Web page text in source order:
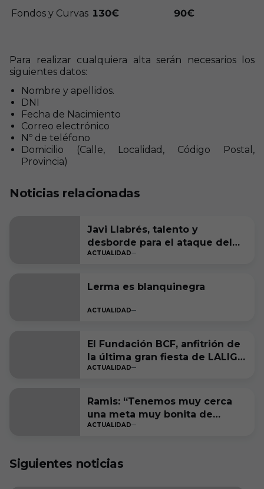
Fondos y Curvas 130€ 90€
Para realizar cualquiera alta serán necesarios los
siguientes datos:
Nombre y apellidos.
DNI
Fecha de Nacimiento
Correo electrónico
Nº de teléfono
Domicilio (Calle, Localidad, Código Postal,
Provincia)
Noticias relacionadas
Javi Llabrés, talento y
desborde para el ataque del
Burgos CF
ACTUALIDAD
Lerma es blanquinegra
ACTUALIDAD
El Fundación BCF, anfitrión de
la última gran fiesta de LALIGA
Genuine Moeve
ACTUALIDAD
Ramis: “Tenemos muy cerca
una meta muy bonita de
cumplir”
ACTUALIDAD
Siguientes noticias